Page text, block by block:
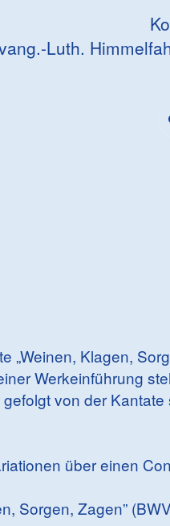
Luth.
„Weinen, Klagen,
Werkeinführung
von der Kantate
über einen
Sorgen, Zagen”